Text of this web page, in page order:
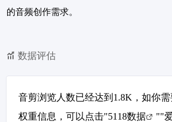
的音频创作需求。
数据评估
音剪浏览人数已经达到1.8K，如你
权重信息，可以点击"5118数据 ""